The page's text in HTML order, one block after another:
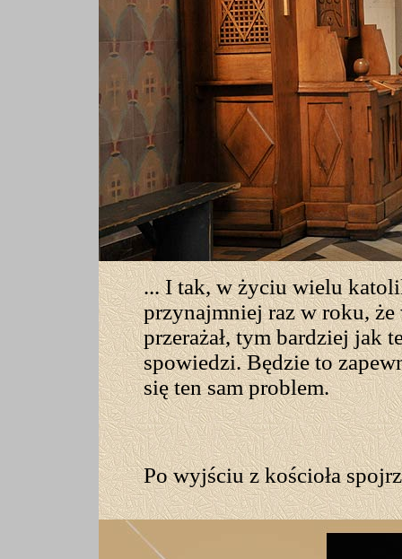
... I tak, w życiu wielu
przynajmniej raz w roku,
przerażał, tym bardziej jak
spowiedzi. Będzie to
się ten sam problem.
Po wyjściu z kościoła